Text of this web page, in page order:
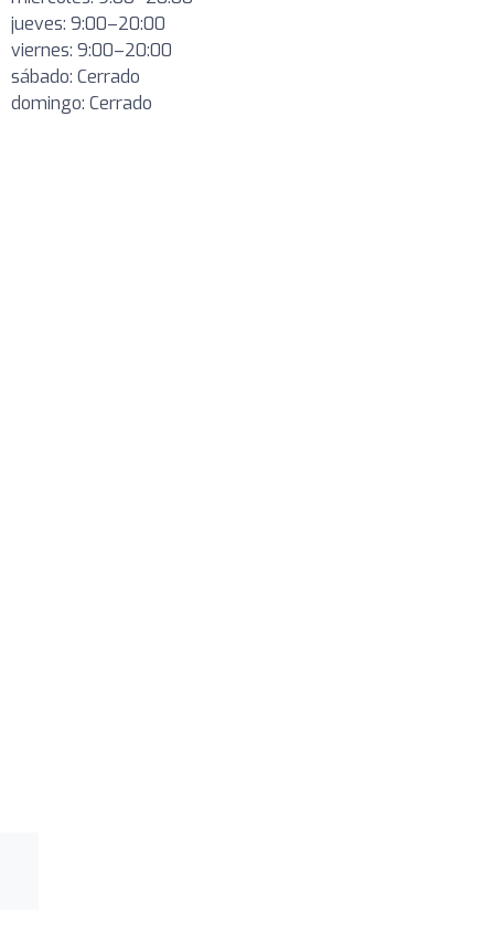
jueves: 9:00–20:00
viernes: 9:00–20:00
sábado: Cerrado
domingo: Cerrado